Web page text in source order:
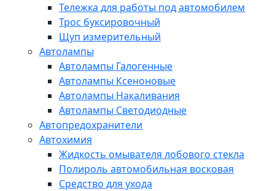
Тележка для работы под автомобилем
Трос буксировочный
Щуп измерительный
Автолампы
Автолампы Галогенные
Автолампы Ксеноновые
Автолампы Накаливания
Автолампы Светодиодные
Автопредохранители
Автохимия
Жидкость омывателя лобового стекла
Полироль автомобильная восковая
Средство для ухода